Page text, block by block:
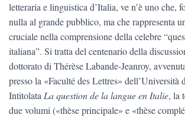
letteraria e linguistica d’Italia, ve n’è uno che,
nulla al grande pubblico, ma che rappresenta
cruciale nella comprensione della celebre
italiana”. Si tratta del centenario della
dottorato di Thérèse Labande-Jeanroy,
presso la «Faculté des Lettres» dell’Università
Intitolata La question de la langue en Italie, la
due volumi («thèse principale» e «thèse